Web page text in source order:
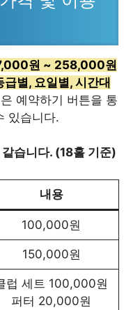
원 ~ 258,000원
별, 요일별, 시간대
예약하기 버튼을 통
있습니다.
습니다. (18홀 기준)
내용
100,000원
150,000원
럽 세트 100,000원
퍼터 20,000원